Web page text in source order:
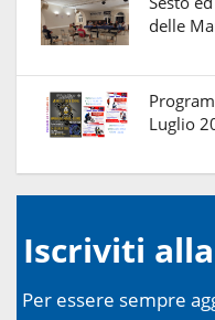
delle
Luglio
Iscriviti
Per essere sempre